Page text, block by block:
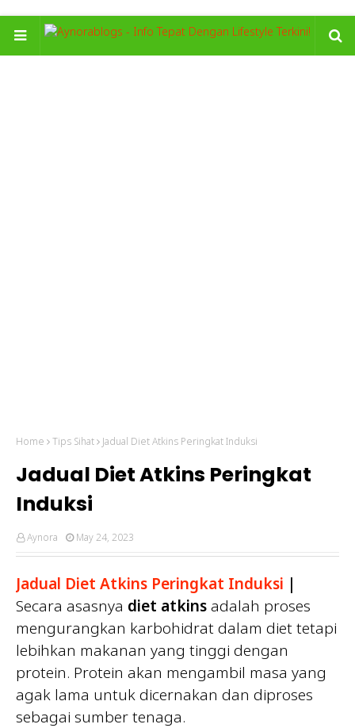
Home Tips Sihat Jadual Diet Atkins Peringkat Induksi
Jadual Diet Atkins Peringkat
Induksi
Aynora May 24, 2023
Jadual Diet Atkins Peringkat Induksi |
Secara asasnya diet atkinsadalah proses
mengurangkan karbohidrat dalam diet tetapi
lebihkan makanan yang tinggi dengan
protein. Protein akan mengambil masa yang
agak lama untuk dicernakan dan diproses
sebagai sumber tenaga.